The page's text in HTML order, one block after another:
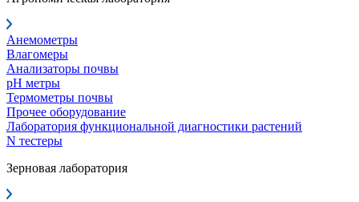
Анемометры
Влагомеры
Анализаторы почвы
pH метры
Термометры почвы
Прочее оборудование
Лаборатория функциональной диагностики растений
N тестеры
Зерновая лаборатория